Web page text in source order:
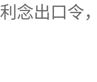
利念出口令